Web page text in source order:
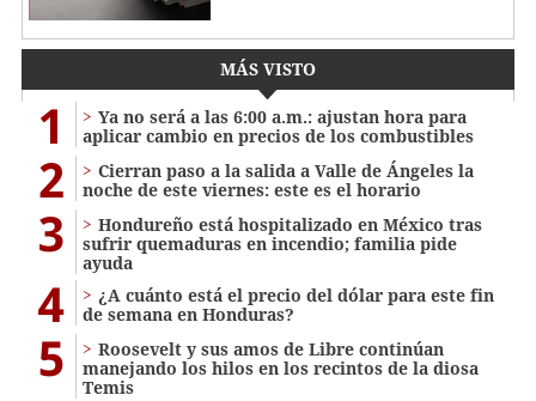
MÁS VISTO
1
Ya no será a las 6:00 a.m.: ajustan hora para
aplicar cambio en precios de los combustibles
2
Cierran paso a la salida a Valle de Ángeles la
noche de este viernes: este es el horario
3
Hondureño está hospitalizado en México tras
sufrir quemaduras en incendio; familia pide
ayuda
4
¿A cuánto está el precio del dólar para este fin
de semana en Honduras?
5
Roosevelt y sus amos de Libre continúan
manejando los hilos en los recintos de la diosa
Temis